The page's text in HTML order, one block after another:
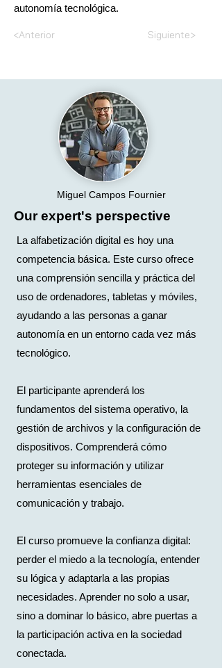
autonomía tecnológica.
<Anterior Siguiente>
Miguel Campos Fournier
Our expert's perspective
La alfabetización digital es hoy una
competencia básica. Este curso ofrece
una comprensión sencilla y práctica del
uso de ordenadores, tabletas y móviles,
ayudando a las personas a ganar
autonomía en un entorno cada vez más
tecnológico.
El participante aprenderá los
fundamentos del sistema operativo, la
gestión de archivos y la configuración de
dispositivos. Comprenderá cómo
proteger su información y utilizar
herramientas esenciales de
comunicación y trabajo.
El curso promueve la confianza digital:
perder el miedo a la tecnología, entender
su lógica y adaptarla a las propias
necesidades. Aprender no solo a usar,
sino a dominar lo básico, abre puertas a
la participación activa en la sociedad
conectada.